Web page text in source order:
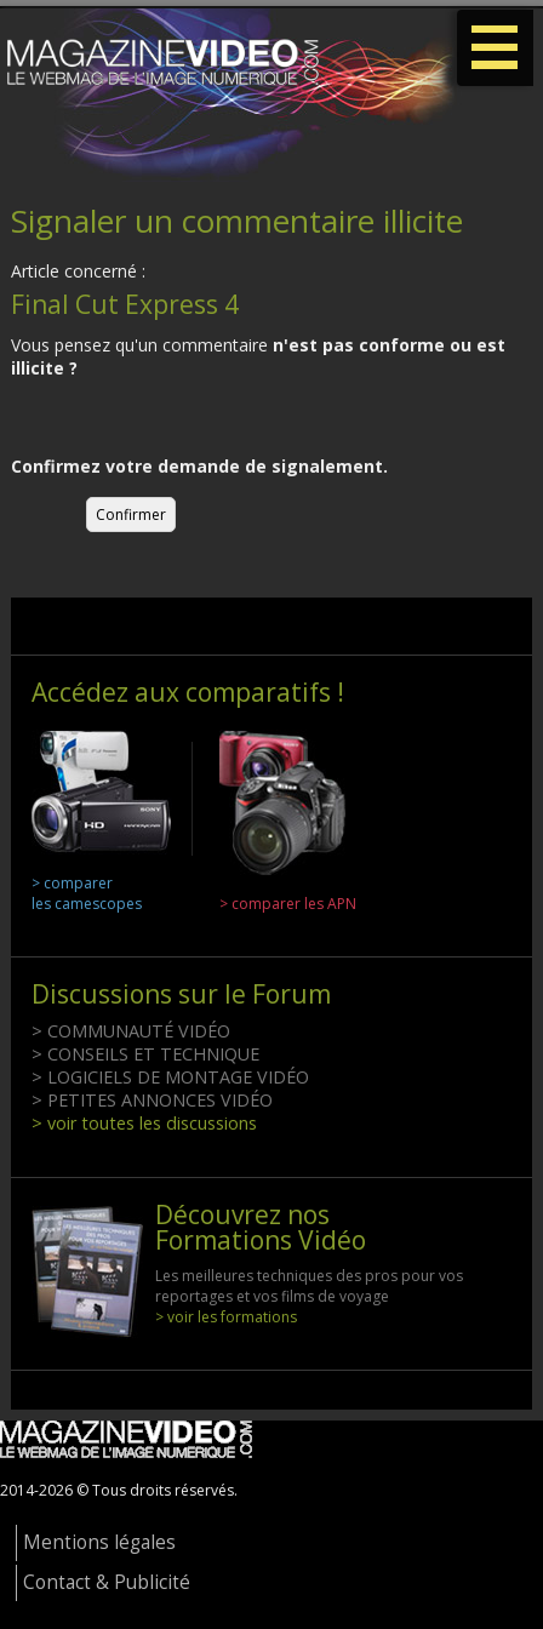
Signaler un commentaire illicite
Article concerné :
Final Cut Express 4
Vous pensez qu'un commentaire n'est pas conforme ou est
illicite ?
Confirmez votre demande de signalement.
Accédez aux comparatifs !
> comparer
les camescopes
> comparer les APN
Discussions sur le Forum
> COMMUNAUTÉ VIDÉO
> CONSEILS ET TECHNIQUE
> LOGICIELS DE MONTAGE VIDÉO
> PETITES ANNONCES VIDÉO
> voir toutes les discussions
Découvrez nos
Formations Vidéo
Les meilleures techniques des pros pour vos
reportages et vos films de voyage
> voir les formations
2014-2026 © Tous droits réservés.
Mentions légales
Contact & Publicité
-
-
-